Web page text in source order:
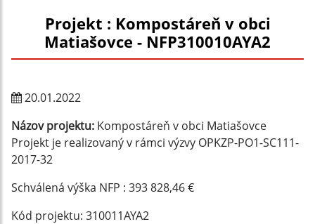
Projekt : Kompostáreň v obci
Matiašovce - NFP310010AYA2
20.01.2022
Názov projektu: Kompostáreň v obci Matiašovce
Projekt je realizovaný v rámci výzvy OPKZP-PO1-SC111-
2017-32
Schválená výška NFP : 393 828,46 €
Kód projektu: 310011AYA2